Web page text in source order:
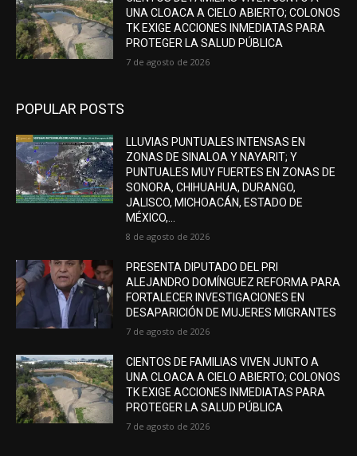
UNA CLOACA A CIELO ABIERTO; COLONOS
TK EXIGE ACCIONES INMEDIATAS PARA
PROTEGER LA SALUD PÚBLICA
7 de agosto de 2026
POPULAR POSTS
LLUVIAS PUNTUALES INTENSAS EN
ZONAS DE SINALOA Y NAYARIT; Y
PUNTUALES MUY FUERTES EN ZONAS DE
SONORA, CHIHUAHUA, DURANGO,
JALISCO, MICHOACÁN, ESTADO DE
MÉXICO,...
8 de agosto de 2026
PRESENTA DIPUTADO DEL PRI
ALEJANDRO DOMÍNGUEZ REFORMA PARA
FORTALECER INVESTIGACIONES EN
DESAPARICIÓN DE MUJERES MIGRANTES
7 de agosto de 2026
CIENTOS DE FAMILIAS VIVEN JUNTO A
UNA CLOACA A CIELO ABIERTO; COLONOS
TK EXIGE ACCIONES INMEDIATAS PARA
PROTEGER LA SALUD PÚBLICA
7 de agosto de 2026